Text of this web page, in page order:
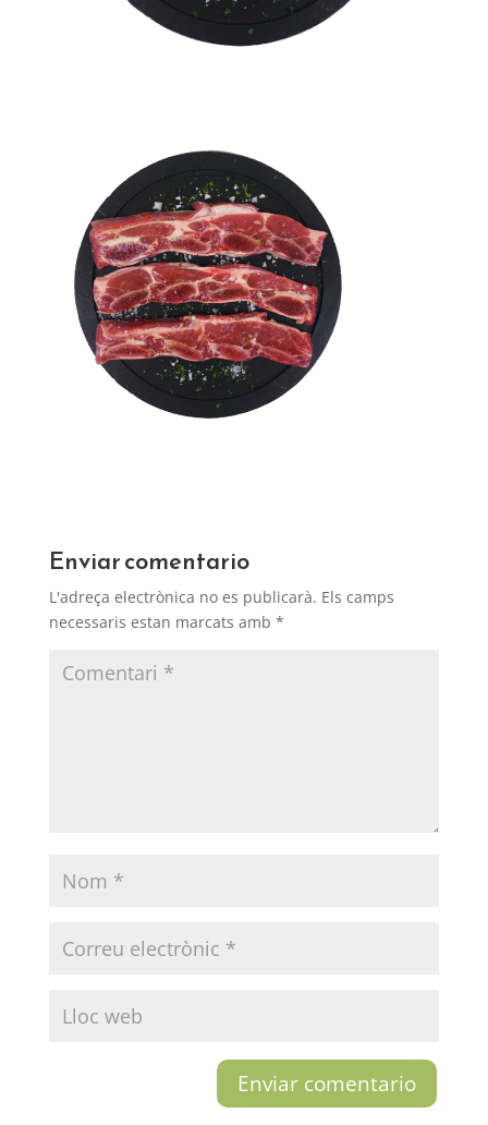
Enviar comentario
L'adreça electrònica no es publicarà. Els camps
necessaris estan marcats amb *